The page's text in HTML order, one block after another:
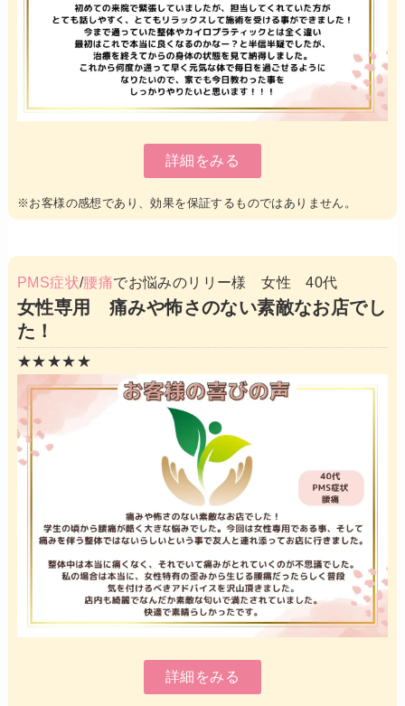
詳細をみる
※お客様の感想であり、効果を保証するものではありません。
PMS症状/腰痛でお悩みのリリー様 女性 40代
女性専用 痛みや怖さのない素敵なお店でし
た！
★★★★★
詳細をみる